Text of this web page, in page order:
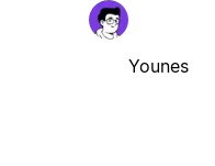
Younes